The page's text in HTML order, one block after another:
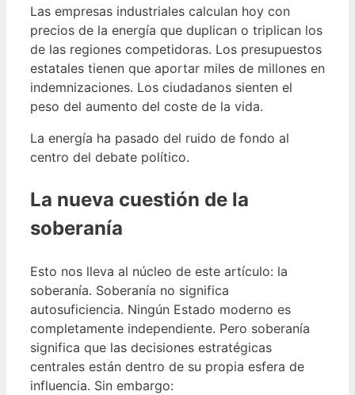
Las empresas industriales calculan hoy con
precios de la energía que duplican o triplican los
de las regiones competidoras. Los presupuestos
estatales tienen que aportar miles de millones en
indemnizaciones. Los ciudadanos sienten el
peso del aumento del coste de la vida.
La energía ha pasado del ruido de fondo al
centro del debate político.
La nueva cuestión de la
soberanía
Esto nos lleva al núcleo de este artículo: la
soberanía. Soberanía no significa
autosuficiencia. Ningún Estado moderno es
completamente independiente. Pero soberanía
significa que las decisiones estratégicas
centrales están dentro de su propia esfera de
influencia. Sin embargo: